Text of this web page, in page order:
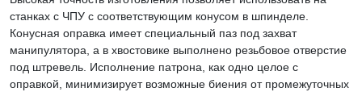
станках с ЧПУ с соответствующим конусом в шпинделе.
Конусная оправка имеет специальный паз под захват
манипулятора, а в хвостовике выполнено резьбовое отверстие
под штревель. Исполнение патрона, как одно целое с
оправкой, минимизирует возможные биения от промежуточных